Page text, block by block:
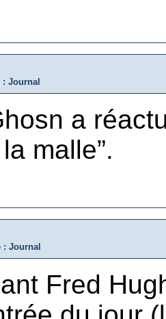
: Journal
a
malle”.
: Journal
Fred